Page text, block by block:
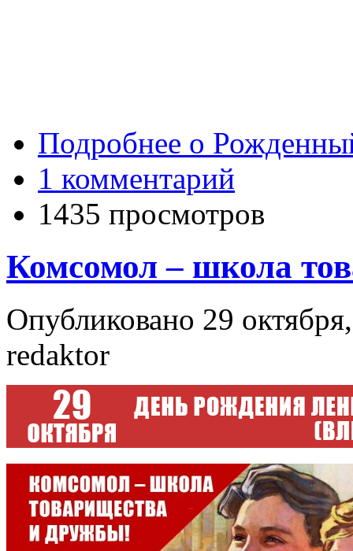
Подробнее о
1 комментарий
1435 просмотров
Комсомол – школа
Опубликовано 29
redaktor